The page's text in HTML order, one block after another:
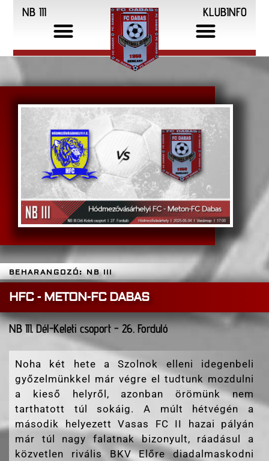
NB III KLUBINFO
BEHARANGOZÓ: NB III
HFC - METON-FC DABAS
NB III. Dél-Keleti csoport - 26. Forduló
Noha két hete a Szolnok elleni idegenbeli
győzelmünkkel már végre el tudtunk mozdulni
a kieső helyről, azonban örömünk nem
tarthatott túl sokáig. A múlt hétvégén a
második helyezett Vasas FC II hazai pályán
már túl nagy falatnak bizonyult, ráadásul a
közvetlen rivális BKV Előre diadalmaskodni